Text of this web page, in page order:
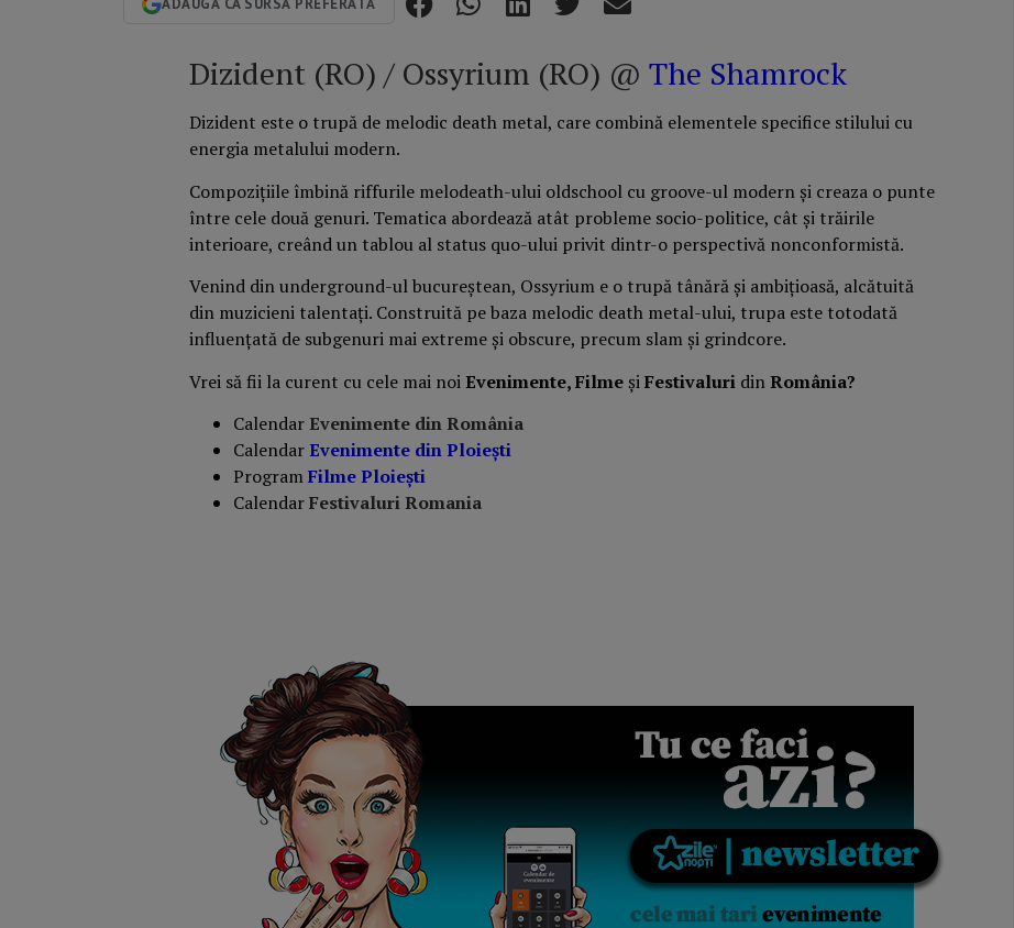
ADAUGĂ CA SURSĂ PREFERATĂ
Dizident (RO) / Ossyrium (RO) @ The Shamrock
Dizident este o trupă de melodic death metal, care combină elementele specifice stilului cu
energia metalului modern.
Compozițiile îmbină riffurile melodeath-ului oldschool cu groove-ul modern și creaza o punte
între cele două genuri. Tematica abordează atât probleme socio-politice, cât și trăirile
interioare, creând un tablou al status quo-ului privit dintr-o perspectivă nonconformistă.
Venind din underground-ul bucureștean, Ossyrium e o trupă tânără și ambițioasă, alcătuită
din muzicieni talentați. Construită pe baza melodic death metal-ului, trupa este totodată
influențată de subgenuri mai extreme și obscure, precum slam și grindcore.
Vrei să fii la curent cu cele mai noiEvenimente, Filme șiFestivaluri dinRomânia?
Calendar Evenimente din România
CalendarEvenimente din Ploiești
ProgramFilme Ploiești
CalendarFestivaluri Romania